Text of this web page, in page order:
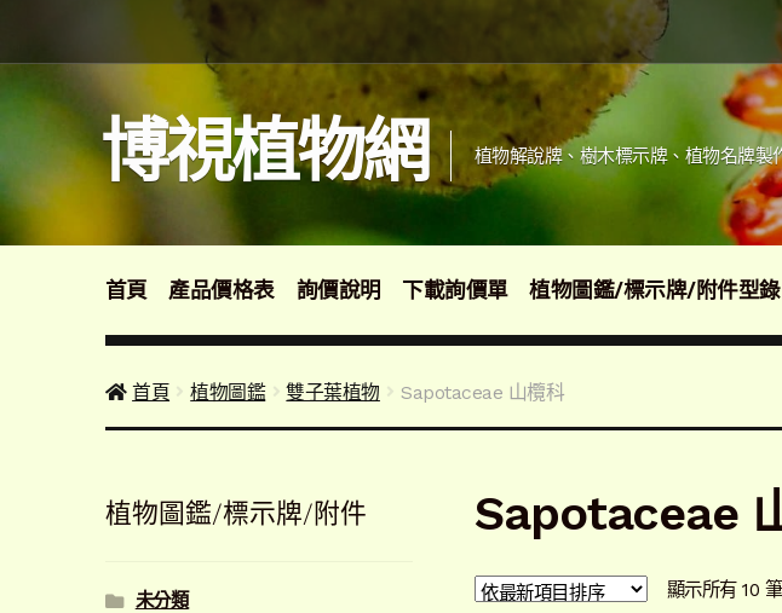
覽
列
要
內
容
博視植物網 植物解說牌、樹木標示牌、植物名牌製
首頁 產品價格表 詢價說明 下載詢價單 植物圖鑑/標示牌/附件型錄
首頁 植物圖鑑 雙子葉植物 Sapotaceae 山欖科
Sapotaceae
顯示所有 10
植物圖鑑/標示牌/附件
未分類